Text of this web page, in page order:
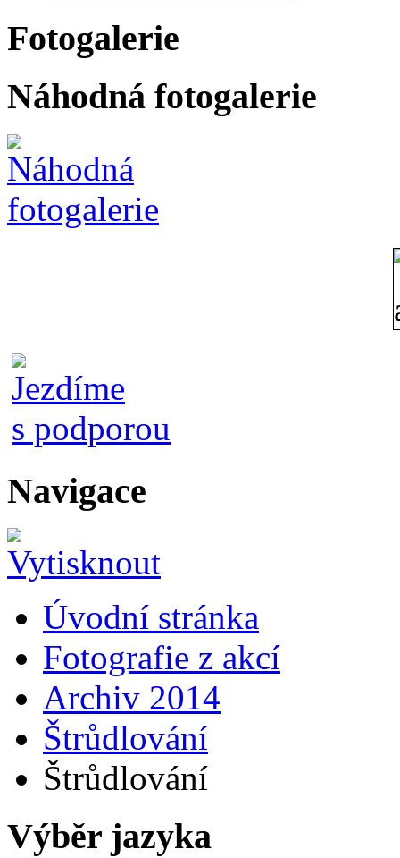
Fotogalerie
Náhodná fotogalerie
Navigace
Úvodní stránka
Fotografie z akcí
Archiv 2014
Štrůdlování
Štrůdlování
Výběr jazyka